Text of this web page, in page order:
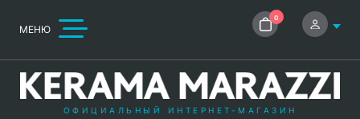
МЕНЮ
0
ОФИЦИАЛЬНЫЙ ИНТЕРНЕТ-МАГАЗИН